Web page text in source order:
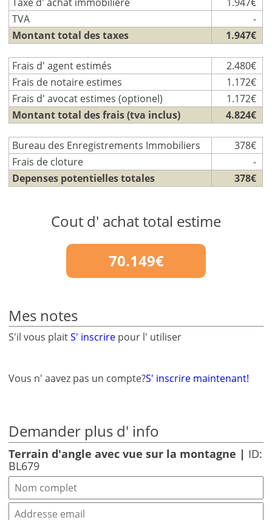
TVA
-
Montant total des taxes
1.947€
Frais d' agent estimés
2.480€
Frais de notaire estimes
1.172€
Frais d' avocat estimes (optionel)
1.172€
Montant total des frais (tva inclus)
4.824€
Bureau des Enregistrements Immobiliers
378€
Frais de cloture
-
Depenses potentielles totales
378€
Cout d' achat total estime
70.149€
Mes notes
S'il vous plaitS' inscrire pour l' utiliser
Vous n' aavez pas un compte?S' inscrire maintenant!
Demander plus d' info
Terrain d'angle avec vue sur la montagne | ID:
BL679